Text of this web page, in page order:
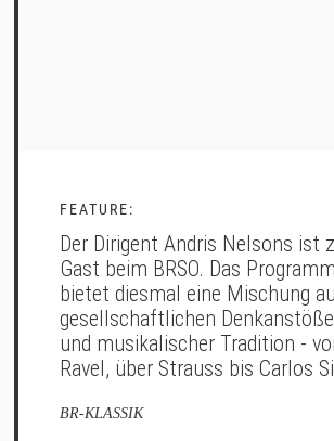
FEATURE:
Der Dirigent Andris Nelsons ist
Gast beim BRSO. Das Programm
bietet diesmal eine Mischung
gesellschaftlichen
und musikalischer Tradition -
Ravel, über Strauss bis Carlos
BR-KLASSIK